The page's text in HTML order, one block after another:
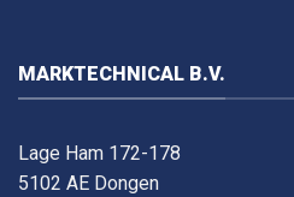
MARKTECHNICAL B.V.
Lage Ham 172-178
5102 AE Dongen